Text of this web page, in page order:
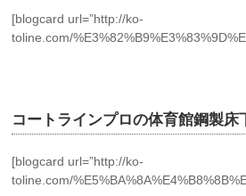
[blogcard url=”http://ko-
toline.com/
コートラインプロの体育館鋼製床
[blogcard url=”http://ko-
toline.com/